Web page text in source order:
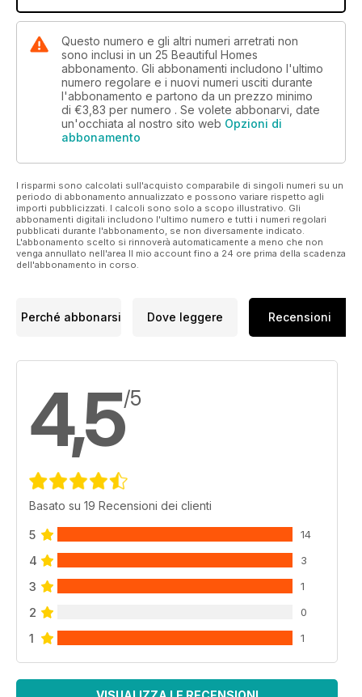
Questo numero e gli altri numeri arretrati non
sono inclusi in un 25 Beautiful Homes
abbonamento. Gli abbonamenti includono l'ultimo
numero regolare e i nuovi numeri usciti durante
l'abbonamento e partono da un prezzo minimo
di €3,83 per numero . Se volete abbonarvi, date
un'occhiata al nostro sito web Opzioni di
abbonamento
I risparmi sono calcolati sull'acquisto comparabile di singoli numeri su un
periodo di abbonamento annualizzato e possono variare rispetto agli
importi pubblicizzati. I calcoli sono solo a scopo illustrativo. Gli
abbonamenti digitali includono l'ultimo numero e tutti i numeri regolari
pubblicati durante l'abbonamento, se non diversamente indicato.
L'abbonamento scelto si rinnoverà automaticamente a meno che non
venga annullato nell'area Il mio account fino a 24 ore prima della scadenza
dell'abbonamento in corso.
Perché abbonarsi Dove leggere Recensioni
4,5/5
Basato su 19 Recensioni dei clienti
5 14
4 3
3 1
2 0
1 1